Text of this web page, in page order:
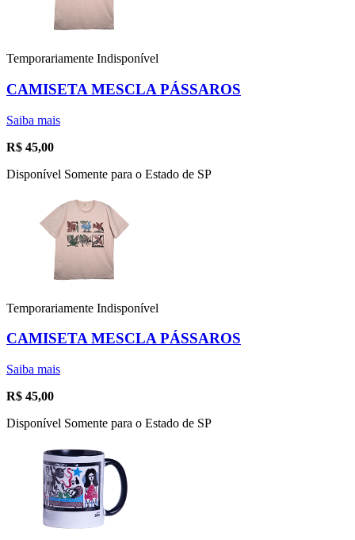
Temporariamente Indisponível
CAMISETA MESCLA PÁSSAROS
Saiba mais
R$ 45,00
Disponível Somente para o Estado de SP
Temporariamente Indisponível
CAMISETA MESCLA PÁSSAROS
Saiba mais
R$ 45,00
Disponível Somente para o Estado de SP